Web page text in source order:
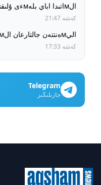
الмاتىدا اباي بلەмءى ۇلىقتالدى
كەشە 21:47
اليмەنتتەن جالتارعان الмاتىلىق بكە سوتتالدى
كەشە 17:33
Telegram
جازىلىڭىز